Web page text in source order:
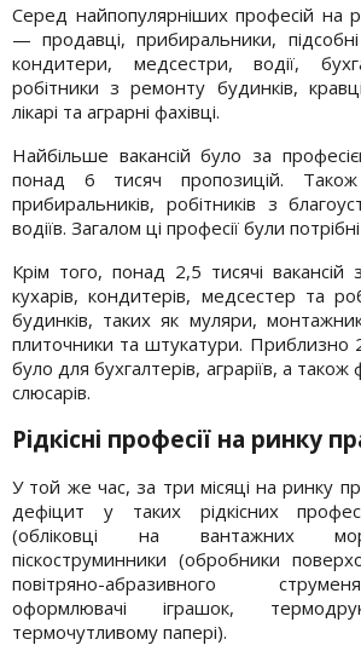
Серед найпопулярніших професій на
— продавці, прибиральники, підсобні
кондитери, медсестри, водії,
робітники з ремонту будинків,
лікарі та аграрні фахівці.
Найбільше вакансій було за
понад 6 тисяч пропозицій.
прибиральників, робітників з
водіїв. Загалом ці професії були
Крім того, понад 2,5 тисячі вакансій
кухарів, кондитерів, медсестер та
будинків, таких як муляри,
плиточники та штукатури. Приблизно
було для бухгалтерів, аграріїв, а також
слюсарів.
Рідкісні професії на ринку
У той же час, за три місяці на ринку
дефіцит у таких рідкісних
(обліковці на вантажних
піскоструминники (обробники
повітряно-абразивного
оформлювачі іграшок,
термочутливому папері).